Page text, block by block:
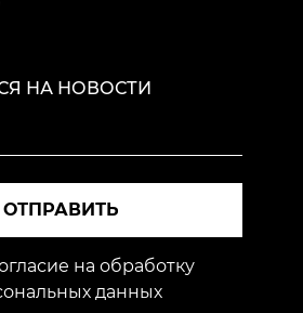
НА НОВОСТИ
ОТПРАВИТЬ
на обработку
данных